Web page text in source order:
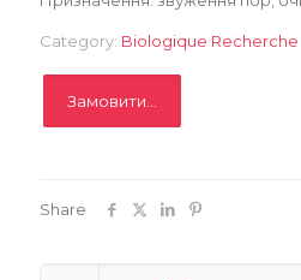
Category: Biologique Recherche
Замовити...
Share